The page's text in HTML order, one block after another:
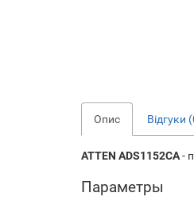
Опис Відгуки
ATTEN ADS1152CА-
Параметры